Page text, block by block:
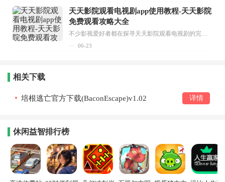
天天影院观看电视剧app使用教程-天天影院
免费观看攻略大全
不少影视爱好者都在探寻天天影院观看电视剧的完整方法，结合最新平台使用规则，本篇新手入门攻略全面讲解观看渠道、检索流程、播放设置以及画面模式调整等实用内容。全文适配手机、电脑等主流设备，步骤简洁易懂，无论是初次使用的新手，还是想要优化观影体验的用户，都能参照内容快速上手，熟练掌握平台各项操作技巧，轻松畅享影视内容。...
06-23
相关下载
培根逃亡官方下载(BaconEscape)v1.02 详情
休闲益智排行榜